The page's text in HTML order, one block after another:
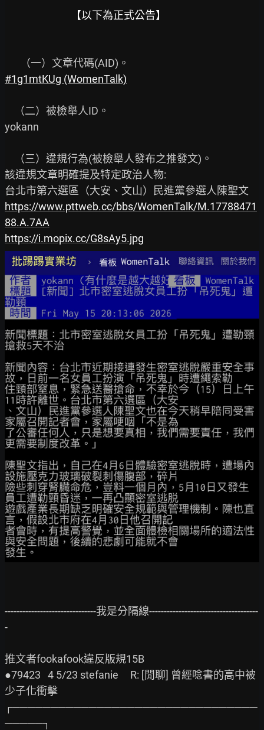
【以下為正式公告】
#1g1mtKUg (WomenTalk)
yokann
該違規文章明確提及特定政治人物:
https://www.pttweb.cc/bbs/WomenTalk/M.17788471
88.A.7AA
https://i.mopix.cc/G8sAy5.jpg
-------------------------------我是分隔線-------------------------------------
-
推文者fookafook違反版規15B
●79423   4 5/23 stefanie     R: [閒聊] 曾經唸書的高中被
少子化衝擊
┌────────────────────────────────
─────┐